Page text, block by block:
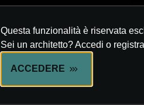
Questa funzionalità è riservata
Sei un architetto? Accedi o
ACCEDERE